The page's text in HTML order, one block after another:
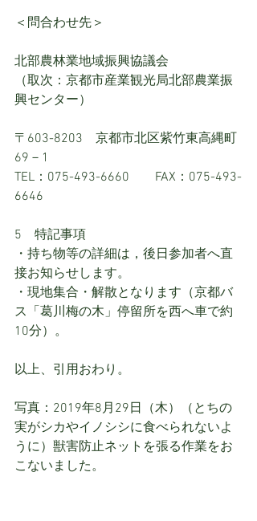
＜問合わせ先＞
北部農林業地域振興協議会
（取次：京都市産業観光局北部農業振
興センター）
〒603-8203　京都市北区紫竹東高縄町
69－1
TEL：075-493-6660　　FAX：075-493-
6646
5　特記事項
・持ち物等の詳細は，後日参加者へ直
接お知らせします。
・現地集合・解散となります（京都バ
ス「葛川梅の木」停留所を西へ車で約
10分）。
以上、引用おわり。
写真：2019年8月29日（木）（とちの
実がシカやイノシシに食べられないよ
うに）獣害防止ネットを張る作業をお
こないました。